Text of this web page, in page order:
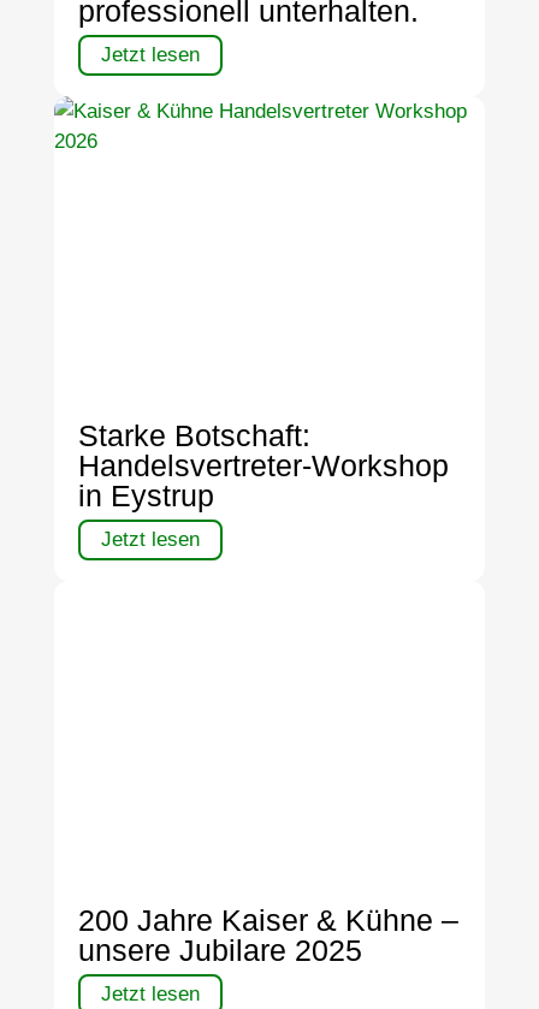
professionell unterhalten.
Jetzt lesen
Starke Botschaft:
Handelsvertreter-Workshop
in Eystrup
Jetzt lesen
200 Jahre Kaiser & Kühne –
unsere Jubilare 2025
Jetzt lesen